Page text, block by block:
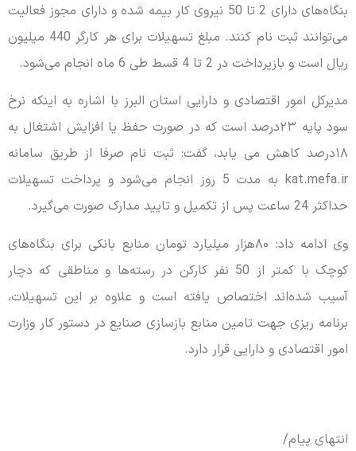
بنگاه‌های دارای 2 تا 50 نیروی کار بیمه شده و دارای مجوز فعالیت
می‌توانند ثبت نام کنند. مبلغ تسهیلات برای هر کارگر 440 میلیون
ریال است و بازپرداخت در 2 تا 4 قسط طی 6 ماه انجام می‌شود.
مدیرکل امور اقتصادی و دارایی استان البرز با اشاره به اینکه نرخ
سود پایه ۲۳درصد است که در صورت حفظ یا افزایش اشتغال به
۱۸درصد کاهش می یابد، گفت: ثبت نام صرفا از طریق سامانه
kat.mefa.ir به مدت 5 روز انجام می‌شود و پرداخت تسهیلات
حداکثر 24 ساعت پس از تکمیل و تایید مدارک صورت می‌گیرد.
وی ادامه داد: ۸۰هزار میلیارد تومان منابع بانکی برای بنگاه‌های
کوچک با کمتر از 50 نفر کارکن در رسته‌ها و مناطقی که دچار
آسیب شده‌اند اختصاص یافته است و علاوه بر این تسهیلات،
برنامه ریزی جهت تامین منابع بازسازی صنایع در دستور کار وزارت
امور اقتصادی و دارایی قرار دارد.
انتهای پیام/